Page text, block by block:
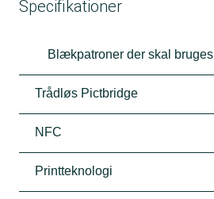
Specifikationer
Blækpatroner der skal bruges
Trådløs Pictbridge
NFC
Printteknologi